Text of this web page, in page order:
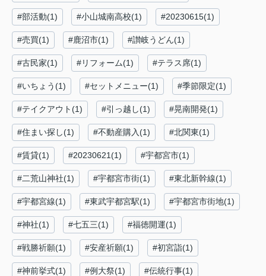
#部活動(1) #小山城南高校(1) #20230615(1)
#売買(1) #鹿沼市(1) #讃岐うどん(1)
#古民家(1) #リフォーム(1) #テラス席(1)
#いちょう(1) #セットメニュー(1) #季節限定(1)
#テイクアウト(1) #引っ越し(1) #晃南開発(1)
#住まい探し(1) #不動産購入(1) #北関東(1)
#賃貸(1) #20230621(1) #宇都宮市(1)
#二荒山神社(1) #宇都宮市街(1) #東北新幹線(1)
#宇都宮線(1) #東武宇都宮駅(1) #宇都宮市街地(1)
#神社(1) #七五三(1) #福徳開運(1)
#戦勝祈願(1) #安産祈願(1) #初宮詣(1)
#神前挙式(1) #例大祭(1) #伝統行事(1)